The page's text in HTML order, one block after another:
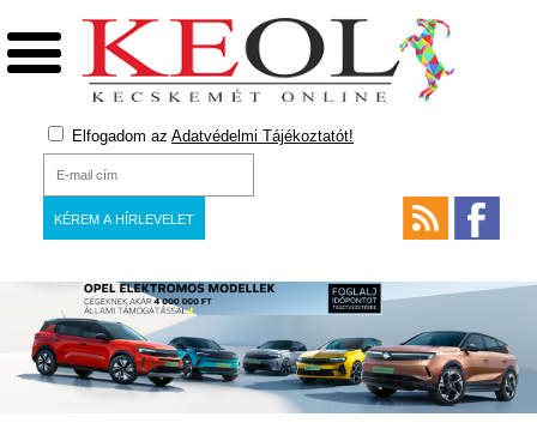
Elfogadom az Adatvédelmi Tájékoztatót!